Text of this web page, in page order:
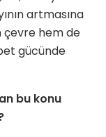
artmasına
çevre hem de
gücünde
bu konu